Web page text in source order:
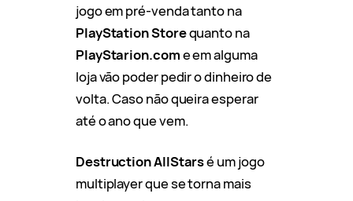
jogo em pré-venda tanto na
PlayStation Storequanto na
PlayStarion.come em alguma
loja vão poder pedir o dinheiro de
volta. Caso não queira esperar
até o ano que vem.
Destruction AllStarsé um jogo
multiplayer que se torna mais